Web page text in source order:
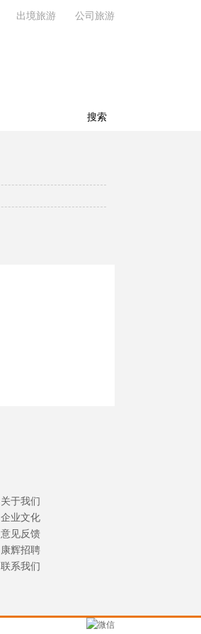
出境旅游 公司旅游
关于我们
企业文化
意见反馈
康辉招聘
联系我们